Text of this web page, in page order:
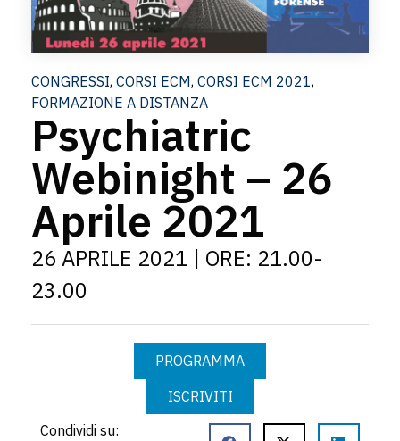
CONGRESSI, CORSI ECM, CORSI ECM 2021,
FORMAZIONE A DISTANZA
Psychiatric
Webinight – 26
Aprile 2021
26 APRILE 2021 | ORE: 21.00-
23.00
PROGRAMMA
ISCRIVITI
Condividi su: